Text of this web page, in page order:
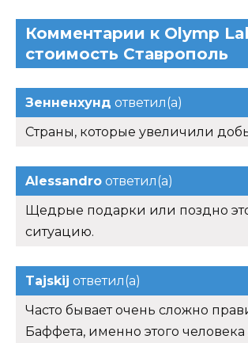
Комментарии к Olymp
стоимость Ставрополь
Зенненхунд ответил(а)
Страны, которые увеличили
Alessandro ответил(а)
Щедрые подарки или поздно
ситуацию.
Tajskij ответил(а)
Часто бывает очень сложно
Баффета, именно этого человека